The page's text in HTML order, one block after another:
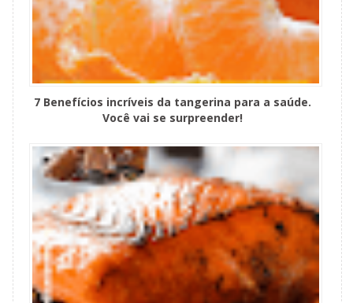
7 Benefícios incríveis da tangerina para a saúde.
Você vai se surpreender!